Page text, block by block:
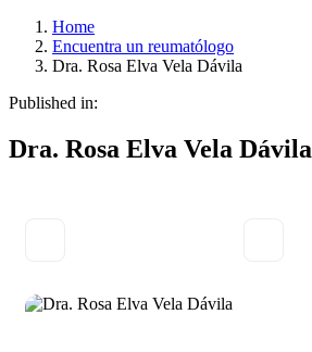
Home
Encuentra un reumatólogo
Dra. Rosa Elva Vela Dávila
Published in:
Dra. Rosa Elva Vela Dávila